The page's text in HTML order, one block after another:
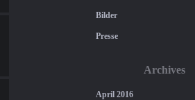
Bilder
Presse
Archives
April 2016